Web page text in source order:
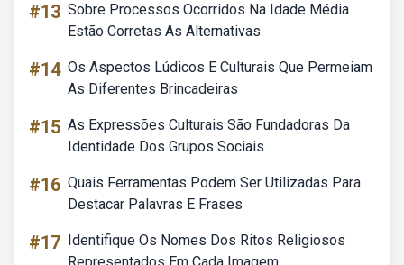
#13 Sobre Processos Ocorridos Na Idade Média
Estão Corretas As Alternativas
#14 Os Aspectos Lúdicos E Culturais Que Permeiam
As Diferentes Brincadeiras
#15 As Expressões Culturais São Fundadoras Da
Identidade Dos Grupos Sociais
#16 Quais Ferramentas Podem Ser Utilizadas Para
Destacar Palavras E Frases
#17 Identifique Os Nomes Dos Ritos Religiosos